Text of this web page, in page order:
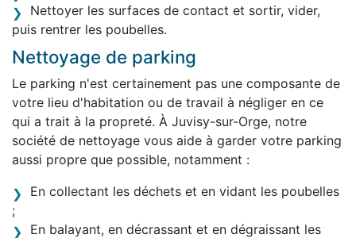
Nettoyer les surfaces de contact et sortir, vider,
puis rentrer les poubelles.
Nettoyage de parking
Le parking n'est certainement pas une composante de
votre lieu d'habitation ou de travail à négliger en ce
qui a trait à la propreté. À Juvisy-sur-Orge, notre
société de nettoyage vous aide à garder votre parking
aussi propre que possible, notamment :
En collectant les déchets et en vidant les poubelles
;
En balayant, en décrassant et en dégraissant les